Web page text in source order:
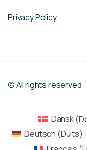
Privacy Policy
© All rights reserved
Dansk(
Deutsch (Duits)